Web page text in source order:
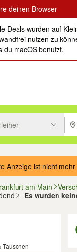
deinen Browser
Deals wurden auf
nutzen zu
du macOS benutzt.
zu suchen, oder
Anzeige ist nicht
am Main
Es wurden
Tauschen